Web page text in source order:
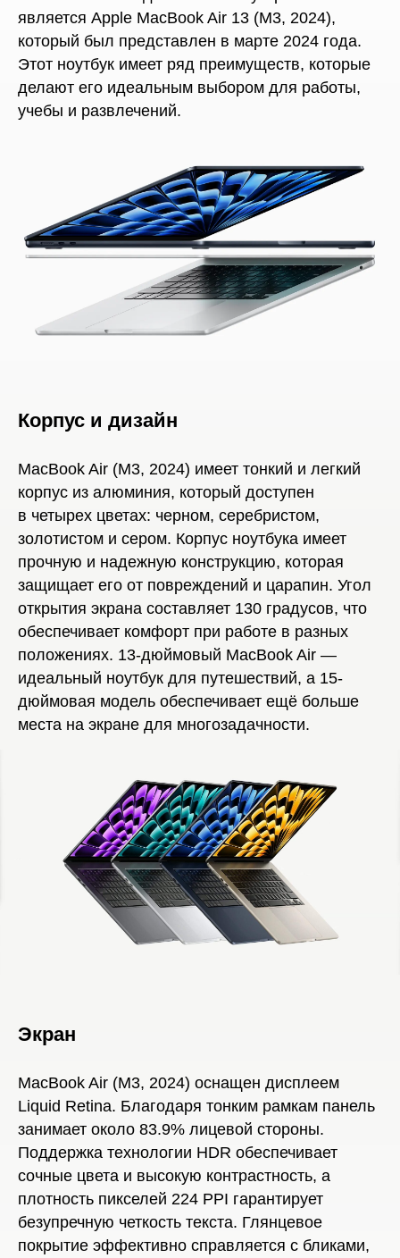
является Apple MacBook Air 13 (M3, 2024),
который был представлен в марте 2024 года.
Этот ноутбук имеет ряд преимуществ, которые
делают его идеальным выбором для работы,
учебы и развлечений.
Корпус и дизайн
MacBook Air (M3, 2024) имеет тонкий и легкий
корпус из алюминия, который доступен
в четырех цветах: черном, серебристом,
золотистом и сером. Корпус ноутбука имеет
прочную и надежную конструкцию, которая
защищает его от повреждений и царапин. Угол
открытия экрана составляет 130 градусов, что
обеспечивает комфорт при работе в разных
положениях. 13-дюймовый MacBook Air —
идеальный ноутбук для путешествий, а 15-
дюймовая модель обеспечивает ещё больше
места на экране для многозадачности.
Экран
MacBook Air (M3, 2024) оснащен дисплеем
Liquid Retina. Благодаря тонким рамкам панель
занимает около 83.9% лицевой стороны.
Поддержка технологии HDR обеспечивает
сочные цвета и высокую контрастность, а
плотность пикселей 224 PPI гарантирует
безупречную четкость текста. Глянцевое
покрытие эффективно справляется с бликами,